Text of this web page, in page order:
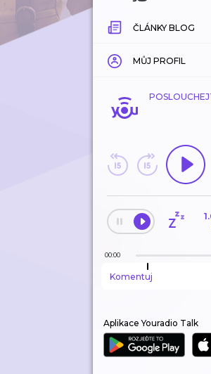
ČLÁNKY BLOG
MŮJ PROFIL
00:00
Komentuj
Aplikace Youradio Talk